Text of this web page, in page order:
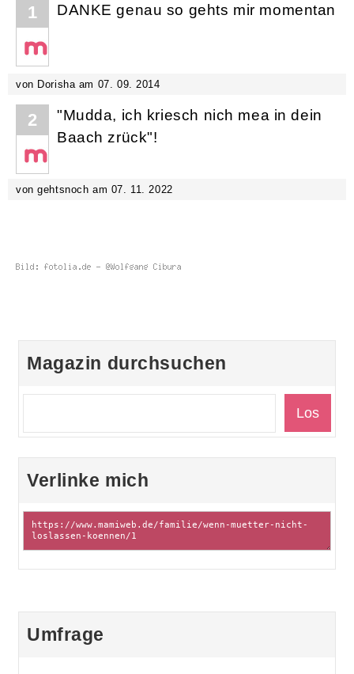
1 DANKE genau so gehts mir momentan
von Dorisha am 07. 09. 2014
2
"Mudda, ich kriesch nich mea in dein
Baach zrück"!
von gehtsnoch am 07. 11. 2022
Magazin durchsuchen
Verlinke mich
Umfrage